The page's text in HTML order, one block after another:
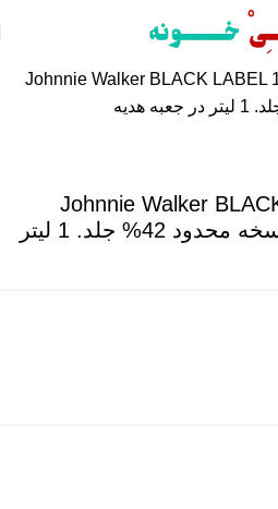
Johnnie Walker
SPEYSIDE ORIGIN نسخه محدود 42% جلد. 1 لیتر